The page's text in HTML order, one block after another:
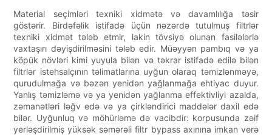
Material seçimləri texniki xidmətə və davamlılığa təsir
göstərir. Birdəfəlik istifadə üçün nəzərdə tutulmuş filtrlər
texniki xidmət tələb etmir, lakin tövsiyə olunan fasilələrlə
vaxtaşırı dəyişdirilməsini tələb edir. Müəyyən pambıq və ya
köpük növləri kimi yuyula bilən və təkrar istifadə edilə bilən
filtrlər istehsalçının təlimatlarına uyğun olaraq təmizlənməyə,
qurudulmağa və bəzən yenidən yağlanmağa ehtiyac duyur.
Yanlış təmizləmə və ya yenidən yağlanma effektivliyi azalda,
zəmanətləri ləğv edə və ya çirkləndirici maddələr daxil edə
bilər. Uyğunluq və möhürləmə də vacibdir: korpusunda zəif
yerləşdirilmiş yüksək səmərəli filtr bypass axınına imkan verə